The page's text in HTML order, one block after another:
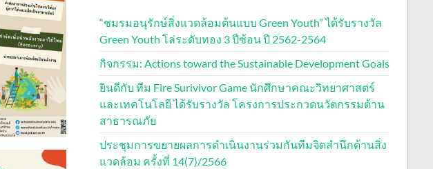
“ชมรมอนุรักษ์สิ่งแวดล้อมต้นแบบ Green Youth” ได้รับรางวัล
Green Youth โล่ระดับทอง 3 ปีซ้อน ปี 2562-2564
กิจกรรม: Actions toward the Sustainable Development Goals
ยินดีกับ ทีม Fire Surivivor Game นักศึกษาคณะวิทยาศาสตร์
และเทคโนโลยี ได้รับรางวัล โครงการประกวดนวัตกรรมด้าน
สาธารณภัย
ประชุมการขยายผลการดำเนินงานร่วมกันทีมจิตสำนึกด้านสิ่ง
แวดล้อม ครั้งที่ 14(7)/2566